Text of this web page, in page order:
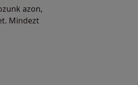
azon,
Mindezt